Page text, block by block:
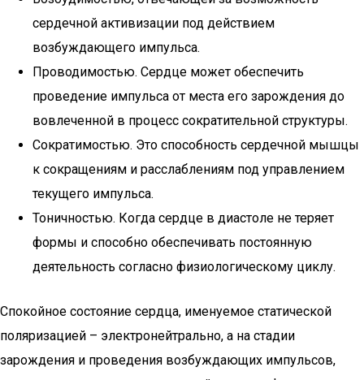
сердечной активизации под действием
возбуждающего импульса.
Проводимостью. Сердце может обеспечить
проведение импульса от места его зарождения до
вовлеченной в процесс сократительной структуры.
Сократимостью. Это способность сердечной мышцы
к сокращениям и расслаблениям под управлением
текущего импульса.
Тоничностью. Когда сердце в диастоле не теряет
формы и способно обеспечивать постоянную
деятельность согласно физиологическому циклу.
Спокойное состояние сердца, именуемое статической
поляризацией – электронейтрально, а на стадии
зарождения и проведения возбуждающих импульсов,